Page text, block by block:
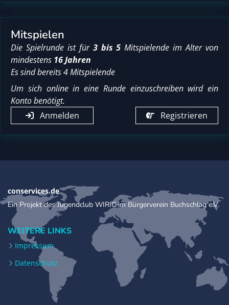
Mitspielen
Die Spielrunde ist für 3 bis 5 Mitspielende im Alter von
mindestens 16 Jahren
Es sind bereits 4 Mitspielende
Um sich online in eine Runde einzuschreiben wird ein
Konto benötigt.
Anmelden
Registrieren
conservices.de
Ein Projekt des Jugendclub WIRIC im Bürgerverein Buchschlag e.V.
WEITERE LINKS
Impressum
Datenschutz